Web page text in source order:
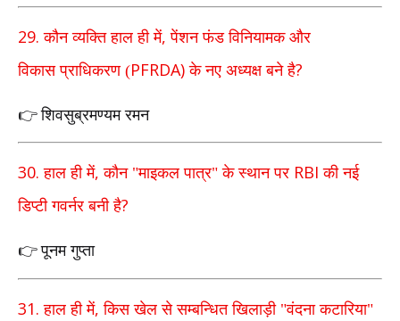
29.कौन व्यक्ति हाल ही में,पेंशन फंड विनियामक और
विकास प्राधिकरण (PFRDA)के नए अध्यक्ष बने है?
👉 शिवसुब्रमण्यम रमन
30.हाल ही में,कौन "माइकल पात्र" के स्थान पर RBIकी नई
डिप्टी गवर्नर बनी है?
👉 पूनम गुप्ता
31.हाल ही में,किस खेल से सम्बन्धित खिलाड़ी "वंदना कटारिया"